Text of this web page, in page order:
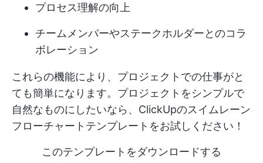
プロセス理解の向上
チームメンバーやステークホルダーとのコラ
ボレーション
これらの機能により、プロジェクトでの仕事がと
ても簡単になります。プロジェクトをシンプルで
自然なものにしたいなら、ClickUpのスイムレーン
フローチャートテンプレートをお試しください！
このテンプレートをダウンロードする